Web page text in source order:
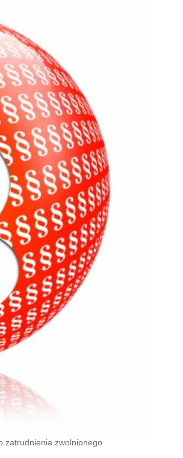
zatrudnienia zwolnionego